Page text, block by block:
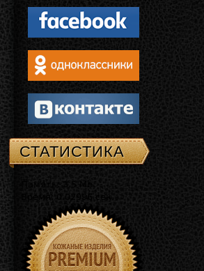
СТАТИСТИКА
Память: 3.5 Mb
Время: 0.02996 сек.